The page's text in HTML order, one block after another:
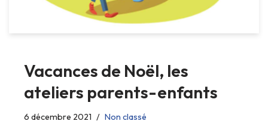
Vacances de Noël, les
ateliers parents-enfants
6 décembre 2021 Non classé